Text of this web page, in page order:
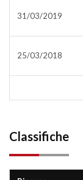
31/03/2019
25/03/2018
Classifiche